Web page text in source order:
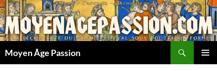
Aller
au
contenu
Moyen Âge Passion